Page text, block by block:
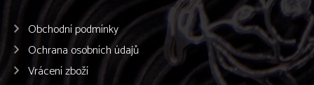
Obchodní podmínky
Ochrana osobních údajů
Vrácení zboží